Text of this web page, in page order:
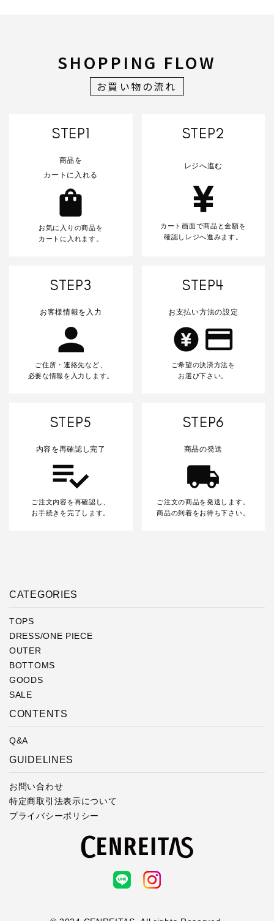
SHOPPING FLOW
お買い物の流れ
STEP1
商品を
カートに入れる
お気に入りの商品を
カートに入れます。
STEP2
レジへ進む
カート画面で商品と金額を
確認しレジへ進みます。
STEP3
お客様情報を入力
ご住所・連絡先など、
必要な情報を入力します。
STEP4
お支払い方法の設定
ご希望の決済方法を
お選び下さい。
STEP5
内容を再確認し完了
ご注文内容を再確認し、
お手続きを完了します。
STEP6
商品の発送
ご注文の商品を発送します。
商品の到着をお待ち下さい。
CATEGORIES
TOPS
DRESS/ONE PIECE
OUTER
BOTTOMS
GOODS
SALE
CONTENTS
Q&A
GUIDELINES
お問い合わせ
特定商取引法表示について
プライバシーポリシー